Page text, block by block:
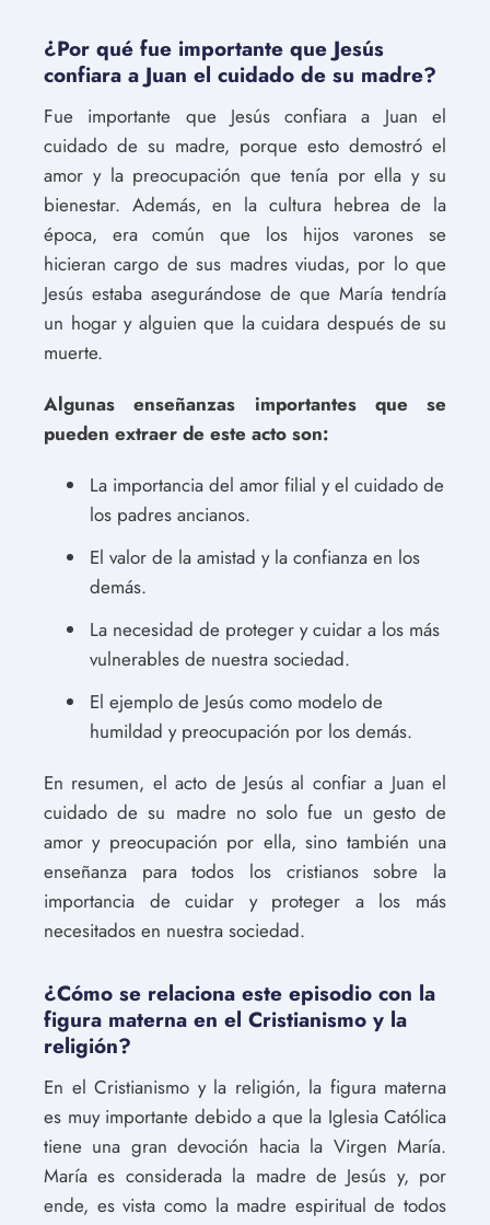
¿Por qué fue importante que Jesús
confiara a Juan el cuidado de su madre?
Fue importante que Jesús confiara a Juan el
cuidado de su madre, porque esto demostró el
amor y la preocupación que tenía por ella y su
bienestar. Además, en la cultura hebrea de la
época, era común que los hijos varones se
hicieran cargo de sus madres viudas, por lo que
Jesús estaba asegurándose de que María tendría
un hogar y alguien que la cuidara después de su
muerte.
Algunas enseñanzas importantes que se
pueden extraer de este acto son:
La importancia del amor filial y el cuidado de
los padres ancianos.
El valor de la amistad y la confianza en los
demás.
La necesidad de proteger y cuidar a los más
vulnerables de nuestra sociedad.
El ejemplo de Jesús como modelo de
humildad y preocupación por los demás.
En resumen, el acto de Jesús al confiar a Juan el
cuidado de su madre no solo fue un gesto de
amor y preocupación por ella, sino también una
enseñanza para todos los cristianos sobre la
importancia de cuidar y proteger a los más
necesitados en nuestra sociedad.
¿Cómo se relaciona este episodio con la
figura materna en el Cristianismo y la
religión?
En el Cristianismo y la religión, la figura materna
es muy importante debido a que la Iglesia Católica
tiene una gran devoción hacia la Virgen María.
María es considerada la madre de Jesús y, por
ende, es vista como la madre espiritual de todos